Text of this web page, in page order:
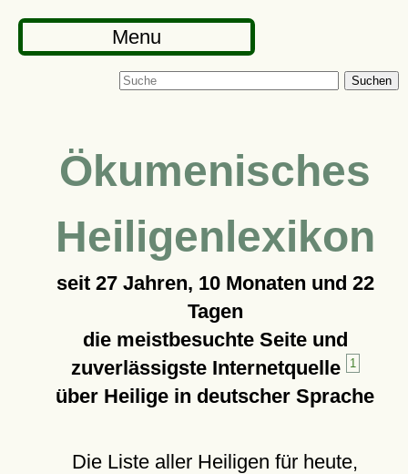
Menu
Suchen
Ökumenisches
Heiligenlexikon
seit 27 Jahren, 10 Monaten und 22
Tagen
die meistbesuchte Seite und
zuverlässigste Internetquelle
1
über Heilige in deutscher Sprache
Die Liste aller Heiligen für heute,